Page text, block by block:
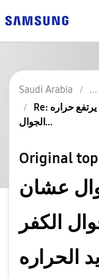
Saudi Arabia
Re: وش افضل كفر للجوال عشان لما يرتفع حراره
الجوال...
Original
عشان
الكفر
الحراره